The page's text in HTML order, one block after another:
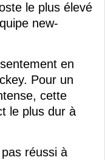
le plus élevé
new-
en
Pour un
cette
le plus dur à
réussi à